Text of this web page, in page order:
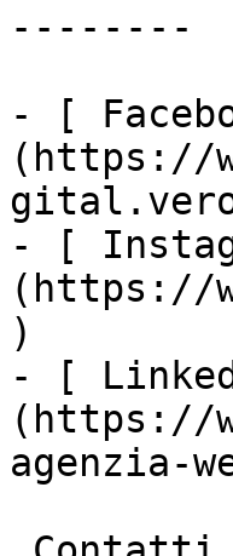
--------
- [
(https://
- [
(https://
)
- [
(https://
agenzia-